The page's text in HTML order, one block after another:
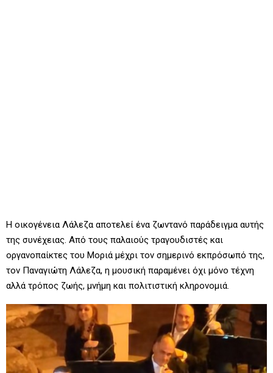
Η οικογένεια Λάλεζα αποτελεί ένα ζωντανό παράδειγμα αυτής
της συνέχειας. Από τους παλαιούς τραγουδιστές και
οργανοπαίκτες του Μοριά μέχρι τον σημερινό εκπρόσωπό της,
τον Παναγιώτη Λάλεζα, η μουσική παραμένει όχι μόνο τέχνη
αλλά τρόπος ζωής, μνήμη και πολιτιστική κληρονομιά.